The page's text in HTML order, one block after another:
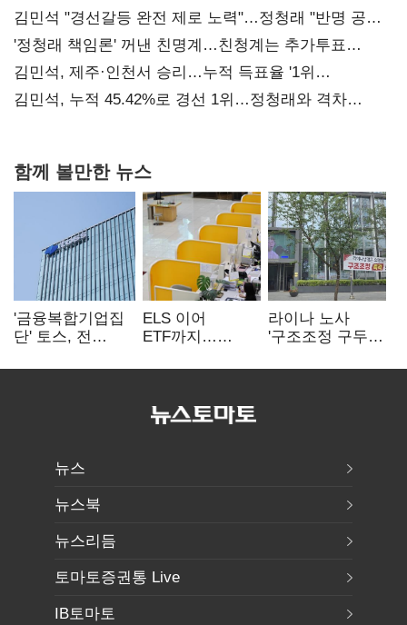
김민석 "경선갈등 완전 제로 노력"…정청래 "반명 공세
사과부터"
'정청래 책임론' 꺼낸 친명계…친청계는 추가투표
때리기
김민석, 제주·인천서 승리…누적 득표율 '1위
탈환'(종합)
김민석, 누적 45.42%로 경선 1위…정청래와 격차
함께 볼만한 뉴스
'금융복합기업집
단' 토스, 전
표준화
ELS 이어
ETF까지…
제동 걸린 은행
라이나 노사
'구조조정 구두
뉴스
뉴스북
뉴스리듬
토마토증권통 Live
IB토마토